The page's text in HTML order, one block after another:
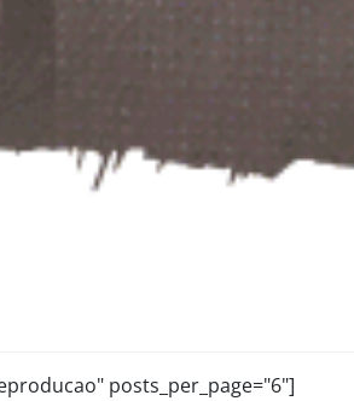
posts_per_page="6"]